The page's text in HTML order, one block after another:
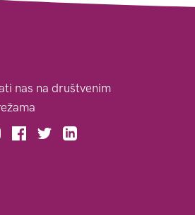
nas na društvenim